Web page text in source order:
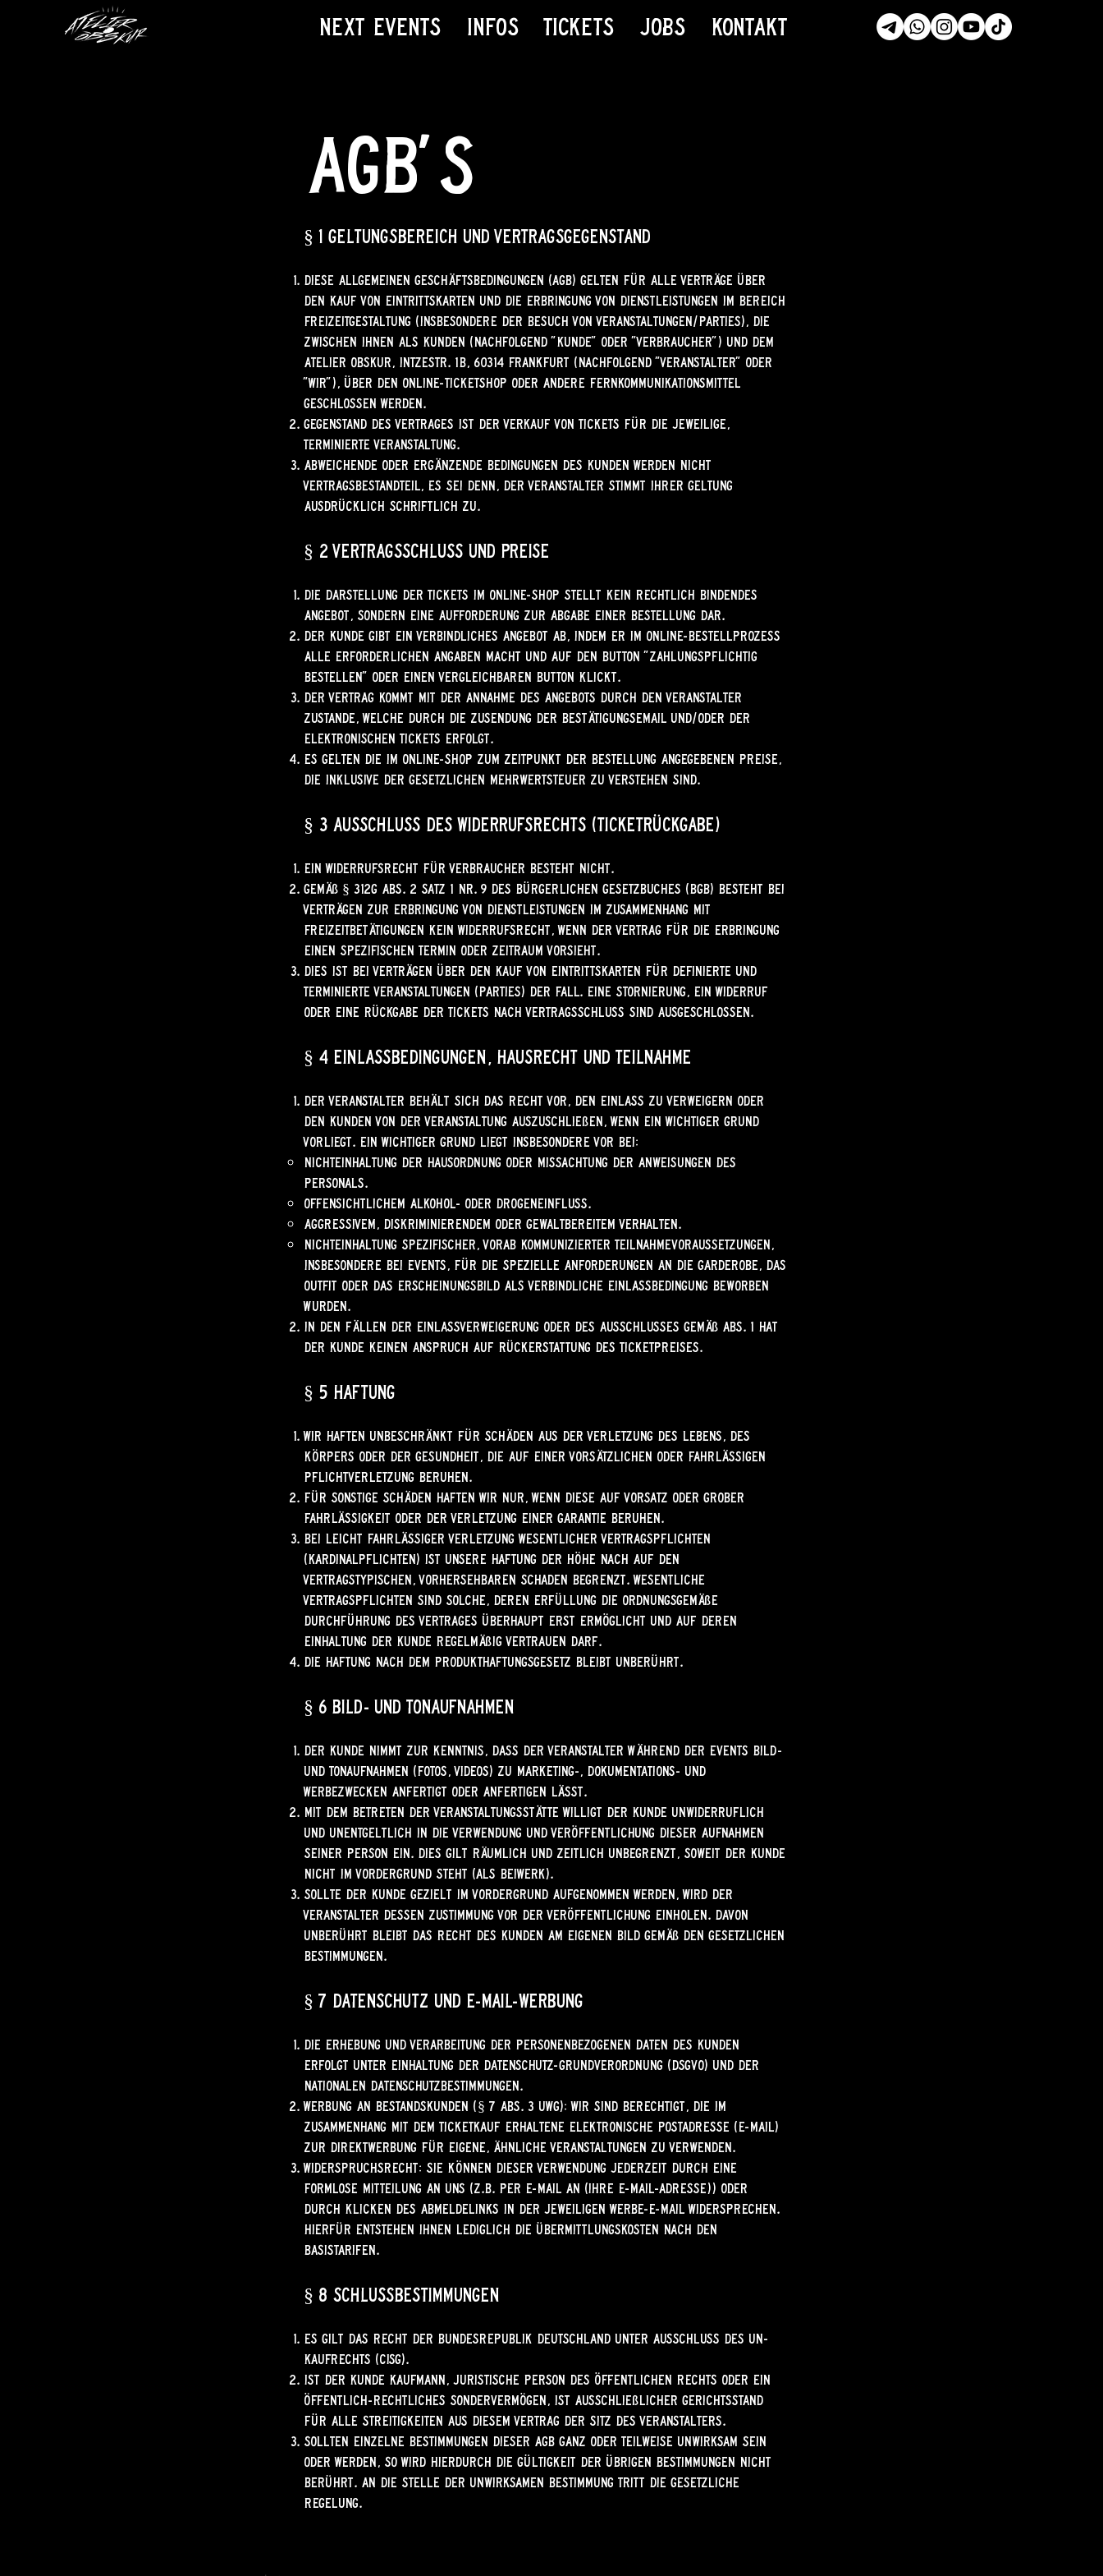
Next Events Infos Tickets Jobs Kontakt
AGB's
§ 1 Geltungsbereich und Vertragsgegenstand
Diese Allgemeinen Geschäftsbedingungen (AGB) gelten für alle Verträge über
den Kauf von Eintrittskarten und die Erbringung von Dienstleistungen im Bereich
Freizeitgestaltung (insbesondere der Besuch von Veranstaltungen/Parties), die
zwischen Ihnen als Kunden (nachfolgend "Kunde" oder "Verbraucher") und dem
Atelier Obskur, Intzestr. 1b, 60314 Frankfurt (nachfolgend "Veranstalter" oder
"wir"), über den Online-Ticketshop oder andere Fernkommunikationsmittel
geschlossen werden.
Gegenstand des Vertrages ist der Verkauf von Tickets für die jeweilige,
terminierte Veranstaltung.
Abweichende oder ergänzende Bedingungen des Kunden werden nicht
Vertragsbestandteil, es sei denn, der Veranstalter stimmt ihrer Geltung
ausdrücklich schriftlich zu.
§ 2 Vertragsschluss und Preise
Die Darstellung der Tickets im Online-Shop stellt kein rechtlich bindendes
Angebot, sondern eine Aufforderung zur Abgabe einer Bestellung dar.
Der Kunde gibt ein verbindliches Angebot ab, indem er im Online-Bestellprozess
alle erforderlichen Angaben macht und auf den Button "Zahlungspflichtig
bestellen" oder einen vergleichbaren Button klickt.
Der Vertrag kommt mit der Annahme des Angebots durch den Veranstalter
zustande, welche durch die Zusendung der Bestätigungsemail und/oder der
elektronischen Tickets erfolgt.
Es gelten die im Online-Shop zum Zeitpunkt der Bestellung angegebenen Preise,
die inklusive der gesetzlichen Mehrwertsteuer zu verstehen sind.
§ 3 Ausschluss des Widerrufsrechts (Ticketrückgabe)
Ein Widerrufsrecht für Verbraucher besteht nicht.
Gemäß § 312g Abs. 2 Satz 1 Nr. 9 des Bürgerlichen Gesetzbuches (BGB) besteht bei
Verträgen zur Erbringung von Dienstleistungen im Zusammenhang mit
Freizeitbetätigungen kein Widerrufsrecht, wenn der Vertrag für die Erbringung
einen spezifischen Termin oder Zeitraum vorsieht.
Dies ist bei Verträgen über den Kauf von Eintrittskarten für definierte und
terminierte Veranstaltungen (Parties) der Fall. Eine Stornierung, ein Widerruf
oder eine Rückgabe der Tickets nach Vertragsschluss sind ausgeschlossen.
§ 4 Einlassbedingungen, Hausrecht und Teilnahme
Der Veranstalter behält sich das Recht vor, den Einlass zu verweigern oder
den Kunden von der Veranstaltung auszuschließen, wenn ein wichtiger Grund
vorliegt. Ein wichtiger Grund liegt insbesondere vor bei:
Nichteinhaltung der Hausordnung oder Missachtung der Anweisungen des
Personals.
Offensichtlichem Alkohol- oder Drogeneinfluss.
Aggressivem, diskriminierendem oder gewaltbereitem Verhalten.
Nichteinhaltung spezifischer, vorab kommunizierter Teilnahmevoraussetzungen,
insbesondere bei Events, für die spezielle Anforderungen an die Garderobe, das
Outfit oder das Erscheinungsbild als verbindliche Einlassbedingung beworben
wurden.
In den Fällen der Einlassverweigerung oder des Ausschlusses gemäß Abs. 1 hat
der Kunde keinen Anspruch auf Rückerstattung des Ticketpreises.
§ 5 Haftung
Wir haften unbeschränkt für Schäden aus der Verletzung des Lebens, des
Körpers oder der Gesundheit, die auf einer vorsätzlichen oder fahrlässigen
Pflichtverletzung beruhen.
Für sonstige Schäden haften wir nur, wenn diese auf Vorsatz oder grober
Fahrlässigkeit oder der Verletzung einer Garantie beruhen.
Bei leicht fahrlässiger Verletzung wesentlicher Vertragspflichten
(Kardinalpflichten) ist unsere Haftung der Höhe nach auf den
vertragstypischen, vorhersehbaren Schaden begrenzt. Wesentliche
Vertragspflichten sind solche, deren Erfüllung die ordnungsgemäße
Durchführung des Vertrages überhaupt erst ermöglicht und auf deren
Einhaltung der Kunde regelmäßig vertrauen darf.
Die Haftung nach dem Produkthaftungsgesetz bleibt unberührt.
§ 6 Bild- und Tonaufnahmen
Der Kunde nimmt zur Kenntnis, dass der Veranstalter während der Events Bild-
und Tonaufnahmen (Fotos, Videos) zu Marketing-, Dokumentations- und
Werbezwecken anfertigt oder anfertigen lässt.
Mit dem Betreten der Veranstaltungsstätte willigt der Kunde unwiderruflich
und unentgeltlich in die Verwendung und Veröffentlichung dieser Aufnahmen
seiner Person ein. Dies gilt räumlich und zeitlich unbegrenzt, soweit der Kunde
nicht im Vordergrund steht (als Beiwerk).
Sollte der Kunde gezielt im Vordergrund aufgenommen werden, wird der
Veranstalter dessen Zustimmung vor der Veröffentlichung einholen. Davon
unberührt bleibt das Recht des Kunden am eigenen Bild gemäß den gesetzlichen
Bestimmungen.
§ 7 Datenschutz und E-Mail-Werbung
Die Erhebung und Verarbeitung der personenbezogenen Daten des Kunden
erfolgt unter Einhaltung der Datenschutz-Grundverordnung (DSGVO) und der
nationalen Datenschutzbestimmungen.
Werbung an Bestandskunden (§ 7 Abs. 3 UWG): Wir sind berechtigt, die im
Zusammenhang mit dem Ticketkauf erhaltene elektronische Postadresse (E-Mail)
zur Direktwerbung für eigene, ähnliche Veranstaltungen zu verwenden.
Widerspruchsrecht: Sie können dieser Verwendung jederzeit durch eine
formlose Mitteilung an uns (z.B. per E-Mail an [Ihre E-Mail-Adresse]) oder
durch Klicken des Abmeldelinks in der jeweiligen Werbe-E-Mail widersprechen.
Hierfür entstehen Ihnen lediglich die Übermittlungskosten nach den
Basistarifen.
§ 8 Schlussbestimmungen
Es gilt das Recht der Bundesrepublik Deutschland unter Ausschluss des UN-
Kaufrechts (CISG).
Ist der Kunde Kaufmann, juristische Person des öffentlichen Rechts oder ein
öffentlich-rechtliches Sondervermögen, ist ausschließlicher Gerichtsstand
für alle Streitigkeiten aus diesem Vertrag der Sitz des Veranstalters.
Sollten einzelne Bestimmungen dieser AGB ganz oder teilweise unwirksam sein
oder werden, so wird hierdurch die Gültigkeit der übrigen Bestimmungen nicht
berührt. An die Stelle der unwirksamen Bestimmung tritt die gesetzliche
Regelung.